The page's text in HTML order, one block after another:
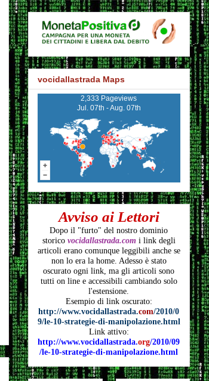
vocidallastrada Maps
2,333 Pageviews
Jul. 07th - Aug. 07th
Avviso ai Lettori
Dopo il "furto" del nostro dominio
storico vocidallastrada.comi link degli
articoli erano comunque leggibili anche se
non lo era la home. Adesso è stato
oscurato ogni link, ma gli articoli sono
tutti on line e accessibili cambiando solo
l'estensione.
Esempio di link oscurato:
http://www.vocidallastrada.com/2010/0
9/le-10-strategie-di-manipolazione.html
Link attivo:
http://www.vocidallastrada.org/2010/09
/le-10-strategie-di-manipolazione.html